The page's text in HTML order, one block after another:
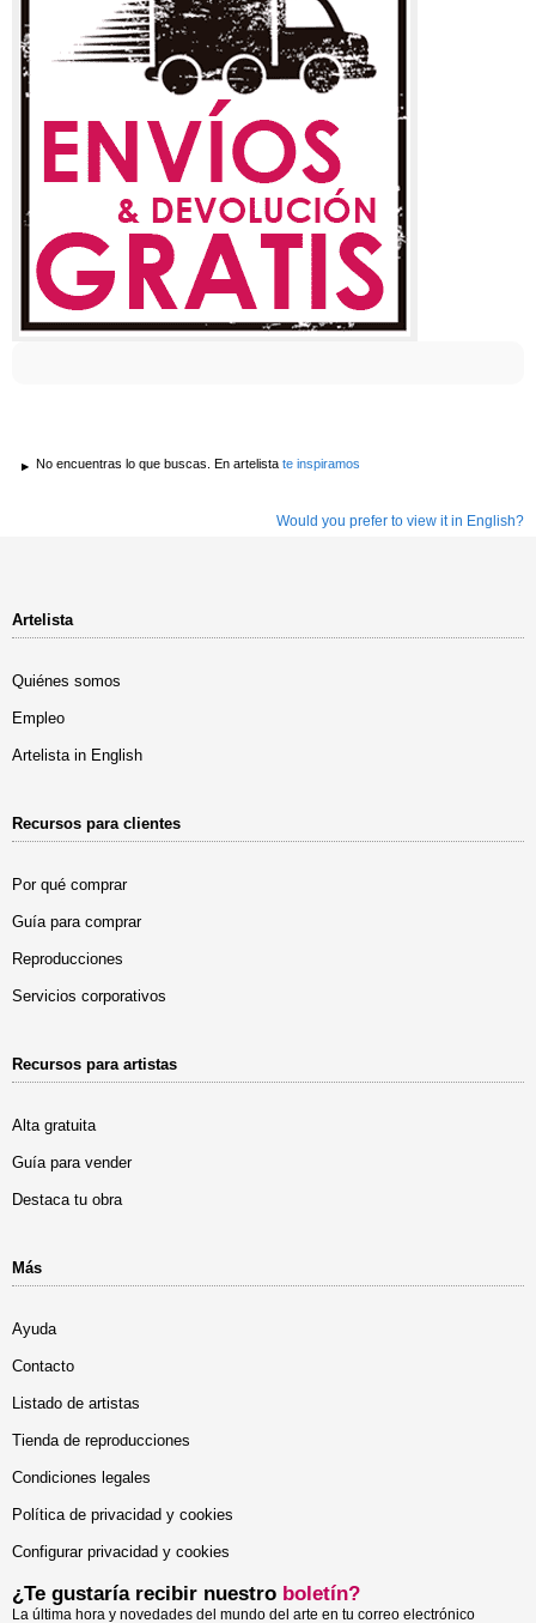
No encuentras lo que buscas. En artelista te inspiramos
Would you prefer to view it in English?
Artelista
Quiénes somos
Empleo
Artelista in English
Recursos para clientes
Por qué comprar
Guía para comprar
Reproducciones
Servicios corporativos
Recursos para artistas
Alta gratuita
Guía para vender
Destaca tu obra
Más
Ayuda
Contacto
Listado de artistas
Tienda de reproducciones
Condiciones legales
Política de privacidad y cookies
Configurar privacidad y cookies
¿Te gustaría recibir nuestro boletín?
La última hora y novedades del mundo del arte en tu correo electrónico